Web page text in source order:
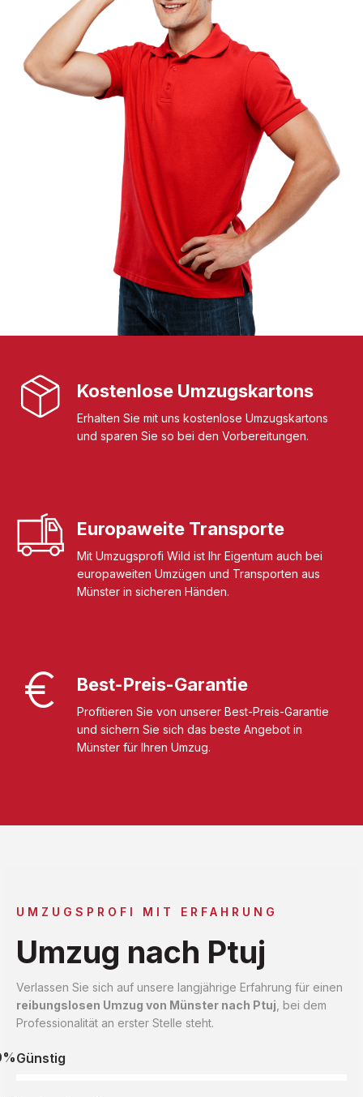
Kostenlose Umzugskartons
Erhalten Sie mit uns kostenlose Umzugskartons
und sparen Sie so bei den Vorbereitungen.
Europaweite Transporte
Mit Umzugsprofi Wild ist Ihr Eigentum auch bei
europaweiten Umzügen und Transporten aus
Münster in sicheren Händen.
Best-Preis-Garantie
Profitieren Sie von unserer Best-Preis-Garantie
und sichern Sie sich das beste Angebot in
Münster für Ihren Umzug.
UMZUGSPROFI MIT ERFAHRUNG
Umzug nach Ptuj
Verlassen Sie sich auf unsere langjährige Erfahrung für einen
reibungslosen Umzug von Münster nach Ptuj , bei dem
Professionalität an erster Stelle steht.
Günstig